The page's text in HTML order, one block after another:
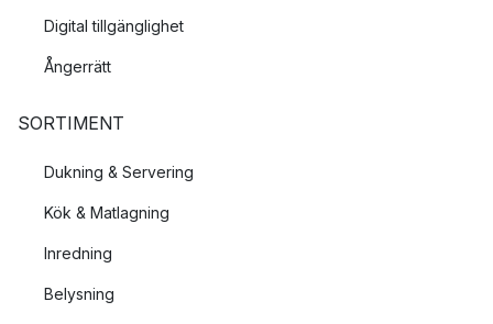
Digital tillgänglighet
Ångerrätt
SORTIMENT
Dukning & Servering
Kök & Matlagning
Inredning
Belysning